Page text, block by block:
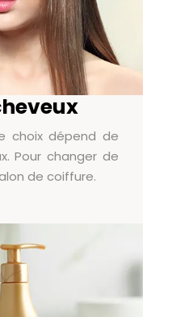
choix dépend de
Pour changer de
de coiffure.